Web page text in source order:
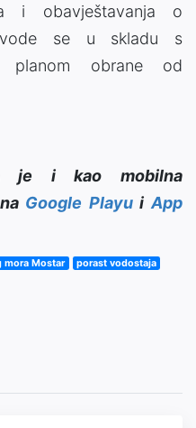
i obavještavanja o
se u skladu s
planom obrane od
je i kao mobilna
Google PlayuiApp
mora Mostar
porast vodostaja